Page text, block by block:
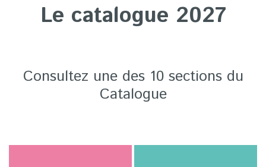
Le catalogue 2027
Consultez une des 10 sections du
Catalogue